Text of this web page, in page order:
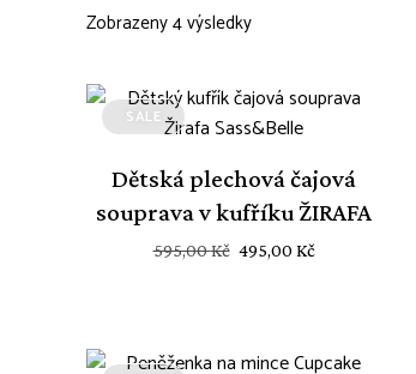
Zobrazeny 4 výsledky
SALE
Dětská plechová čajová
souprava v kufříku ŽIRAFA
595,00Kč Původní
495,00 KčAktuální